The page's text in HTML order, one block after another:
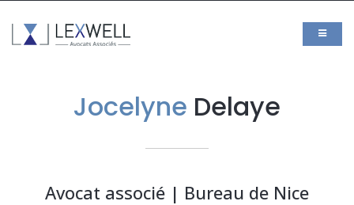
Jocelyne Delaye
Avocat associé | Bureau de Nice